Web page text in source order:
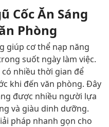
Cốc Ăn Sáng
Phòng
giúp cơ thể nạp năng
suốt ngày làm việc.
nhiều thời gian để
khi đến văn phòng. Đây
được nhiều người lựa
và giàu dinh dưỡng.
pháp nhanh gọn cho